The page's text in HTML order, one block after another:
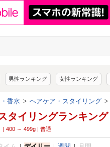
男性ランキング 女性ランキング
香水 > ヘアケア・スタイリング >
タイリングランキング
| 400 ～ 499g | 普通